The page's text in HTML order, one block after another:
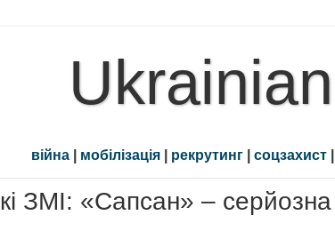
війна | мобілізація | рекрутинг | соцзахист |
ЗМІ: «Сапсан» –